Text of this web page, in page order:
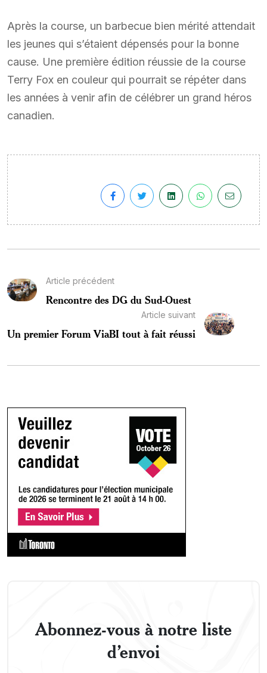
Après la course, un barbecue bien mérité attendait
les jeunes qui s’étaient dépensés pour la bonne
cause. Une première édition réussie de la course
Terry Fox en couleur qui pourrait se répéter dans
les années à venir afin de célébrer un grand héros
canadien.
Article précédent
Rencontre des DG du Sud-Ouest
Article suivant
Un premier Forum ViaBI tout à fait réussi
Abonnez-vous à notre liste
d’envoi